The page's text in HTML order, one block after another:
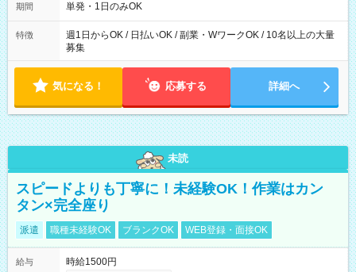
期間 単発・1日のみOK
特徴
週1日からOK / 日払いOK / 副業・WワークOK / 10名以上の大量
募集
気になる！ 応募する 詳細へ
未読
スピードよりも丁寧に！未経験OK！作業はカン
タン×完全座り
派遣 職種未経験OK ブランクOK WEB登録・面接OK
給与
時給1500円